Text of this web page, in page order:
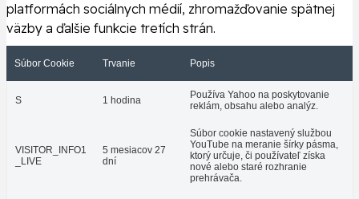
platformách sociálnych médií, zhromažďovanie spätnej
väzby a ďalšie funkcie tretích strán.
Súbor Cookie Trvanie Popis
S 1 hodina
Používa Yahoo na poskytovanie
reklám, obsahu alebo analýz.
VISITOR_INFO1
_LIVE
5 mesiacov 27
dní
Súbor cookie nastavený službou
YouTube na meranie šírky pásma,
ktorý určuje, či používateľ získa
nové alebo staré rozhranie
prehrávača.